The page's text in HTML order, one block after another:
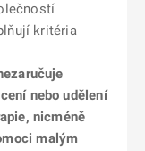
kritéria
nebo udělení
nicméně
malým